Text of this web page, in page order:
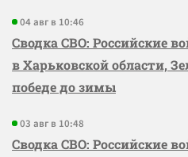
04 авг в 10:46
Сводка СВО: Российские
в Харьковской области,
победе до зимы
03 авг в 10:48
Сводка СВО: Российские